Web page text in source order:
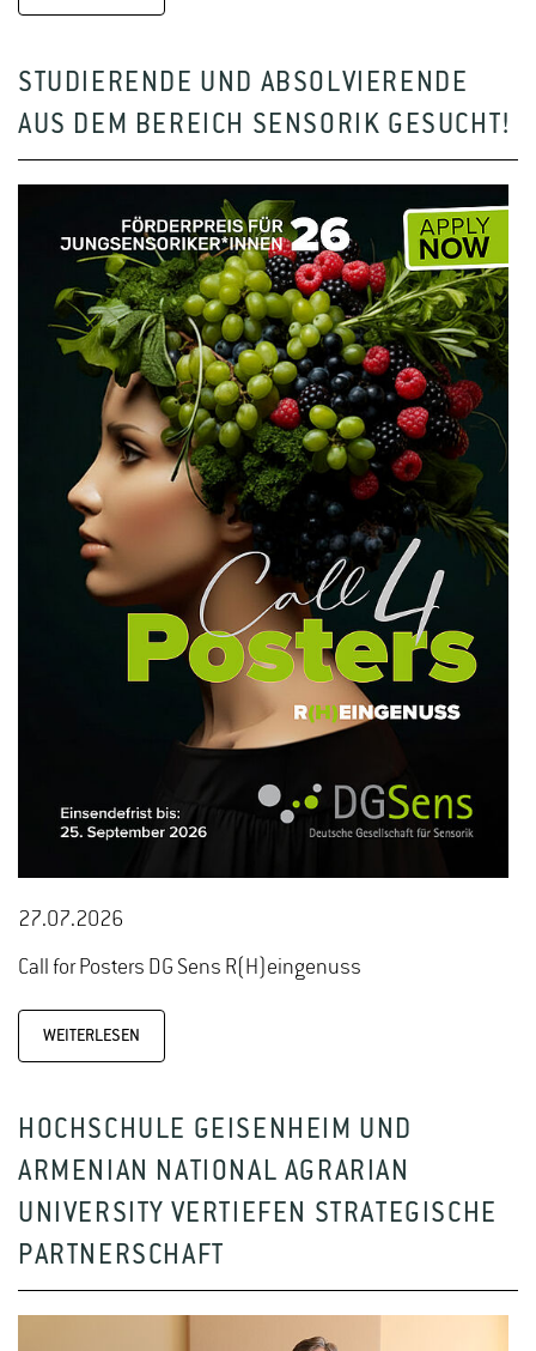
STUDIERENDE UND ABSOLVIERENDE
AUS DEM BEREICH SENSORIK GESUCHT!
27.07.2026
Call for Posters DG Sens R(H)eingenuss
WEITERLESEN
HOCHSCHULE GEISENHEIM UND
ARMENIAN NATIONAL AGRARIAN
UNIVERSITY VERTIEFEN STRATEGISCHE
PARTNERSCHAFT